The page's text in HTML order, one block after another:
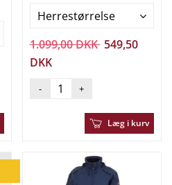
Herrestørrelse
1.099,00 DKK 549,50
DKK
- +
Læg i kurv